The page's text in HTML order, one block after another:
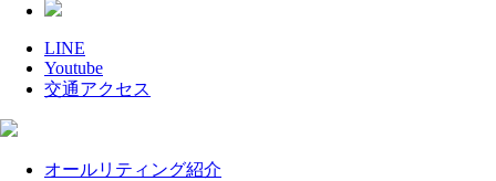
LINE
Youtube
交通アクセス
Close
オールリティング紹介